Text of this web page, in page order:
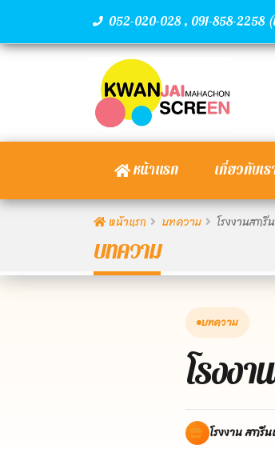
052-020-028 , 091-858-2258
หน้าแรก เกี่ยวกับเร
หน้าแรก บทความ โรงงานสก
บทความ
บทความ
โรงง
โรงงาน สก